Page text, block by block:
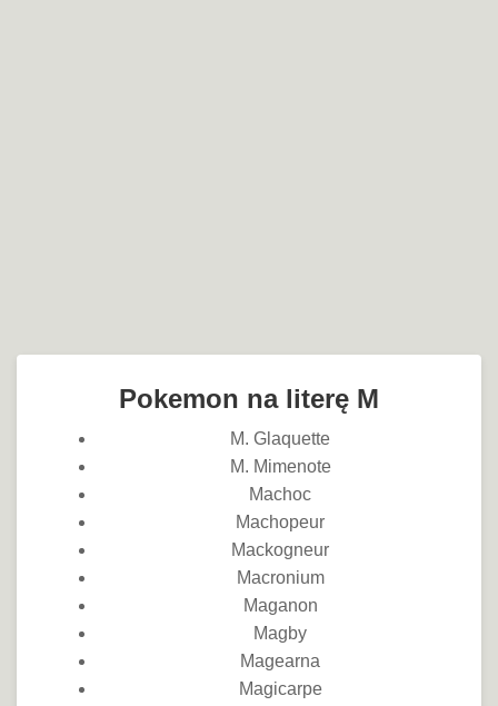
Pokemon na literę M
M. Glaquette
M. Mimenote
Machoc
Machopeur
Mackogneur
Macronium
Maganon
Magby
Magearna
Magicarpe